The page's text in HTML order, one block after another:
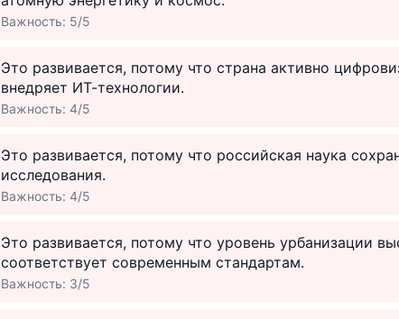
Важность: 5/5
Это развивается, потому что страна активно
внедряет ИТ-технологии.
Важность: 4/5
Это развивается, потому что российская наука
исследования.
Важность: 4/5
Это развивается, потому что уровень урбанизации
соответствует современным стандартам.
Важность: 3/5